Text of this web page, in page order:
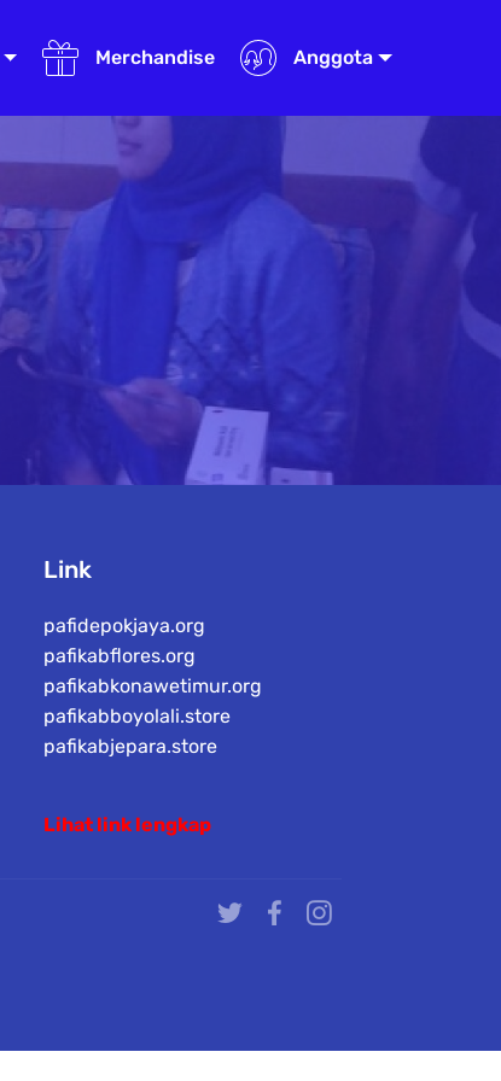
Merchandise Anggota
Link
pafidepokjaya.org
pafikabflores.org
pafikabkonawetimur.org
pafikabboyolali.store
pafikabjepara.store
Lihat link lengkap